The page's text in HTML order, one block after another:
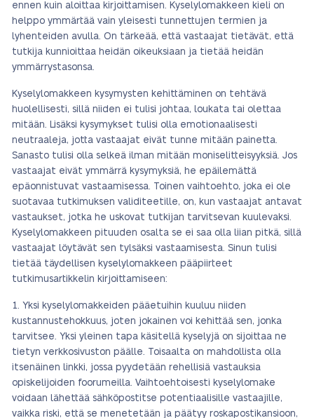
ennen kuin aloittaa kirjoittamisen. Kyselylomakkeen kieli on
helppo ymmärtää vain yleisesti tunnettujen termien ja
lyhenteiden avulla. On tärkeää, että vastaajat tietävät, että
tutkija kunnioittaa heidän oikeuksiaan ja tietää heidän
ymmärrystasonsa.
Kyselylomakkeen kysymysten kehittäminen on tehtävä
huolellisesti, sillä niiden ei tulisi johtaa, loukata tai olettaa
mitään. Lisäksi kysymykset tulisi olla emotionaalisesti
neutraaleja, jotta vastaajat eivät tunne mitään painetta.
Sanasto tulisi olla selkeä ilman mitään moniselitteisyyksiä. Jos
vastaajat eivät ymmärrä kysymyksiä, he epäilemättä
epäonnistuvat vastaamisessa. Toinen vaihtoehto, joka ei ole
suotavaa tutkimuksen validiteetille, on, kun vastaajat antavat
vastaukset, jotka he uskovat tutkijan tarvitsevan kuulevaksi.
Kyselylomakkeen pituuden osalta se ei saa olla liian pitkä, sillä
vastaajat löytävät sen tylsäksi vastaamisesta. Sinun tulisi
tietää täydellisen kyselylomakkeen pääpiirteet
tutkimusartikkelin kirjoittamiseen:
Yksi kyselylomakkeiden pääetuihin kuuluu niiden
kustannustehokkuus, joten jokainen voi kehittää sen, jonka
tarvitsee. Yksi yleinen tapa käsitellä kyselyjä on sijoittaa ne
tietyn verkkosivuston päälle. Toisaalta on mahdollista olla
itsenäinen linkki, jossa pyydetään rehellisiä vastauksia
opiskelijoiden foorumeilla. Vaihtoehtoisesti kyselylomake
voidaan lähettää sähköpostitse potentiaalisille vastaajille,
vaikka riski, että se menetetään ja päätyy roskapostikansioon,